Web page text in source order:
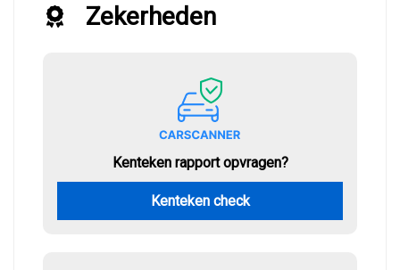
Zekerheden
Kenteken rapport opvragen?
Kenteken check